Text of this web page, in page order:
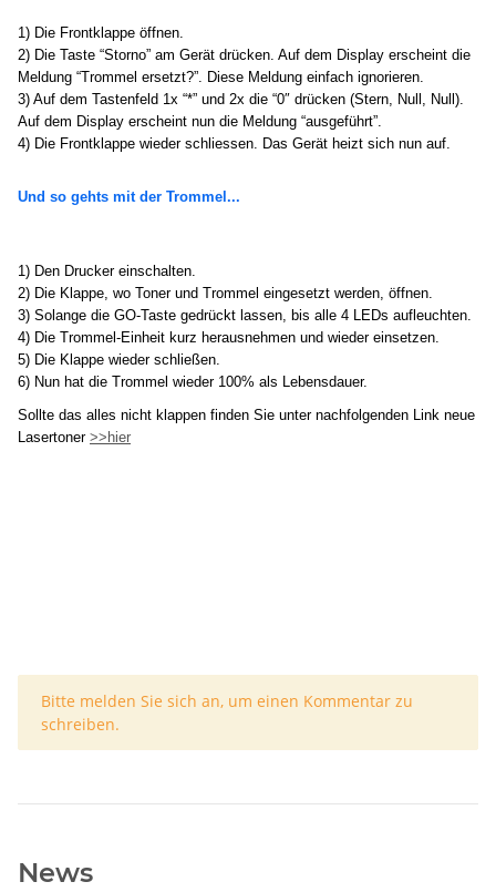
1) Die Frontklappe öffnen.
2) Die Taste “Storno” am Gerät drücken. Auf dem Display erscheint die
Meldung “Trommel ersetzt?”. Diese Meldung einfach ignorieren.
3) Auf dem Tastenfeld 1x “*” und 2x die “0″ drücken (Stern, Null, Null).
Auf dem Display erscheint nun die Meldung “ausgeführt”.
4) Die Frontklappe wieder schliessen. Das Gerät heizt sich nun auf.
Und so gehts mit der Trommel...
1) Den Drucker einschalten.
2) Die Klappe, wo Toner und Trommel eingesetzt werden, öffnen.
3) Solange die GO-Taste gedrückt lassen, bis alle 4 LEDs aufleuchten.
4) Die Trommel-Einheit kurz herausnehmen und wieder einsetzen.
5) Die Klappe wieder schließen.
6) Nun hat die Trommel wieder 100% als Lebensdauer.
Sollte das alles nicht klappen finden Sie unter nachfolgenden Link neue
Lasertoner >>hier
x
Bitte melden Sie sich an, um einen Kommentar zu
schreiben.
News